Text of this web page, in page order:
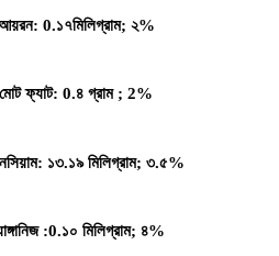
: 0.১৭মিলিগ্রাম; ২%
মোট ফ্যাট: 0.৪ গ্রাম; 2%
: ১৩.১৯ মিলিগ্রাম; ৩.৫%
:0.১০ মিলিগ্রাম; ৪%